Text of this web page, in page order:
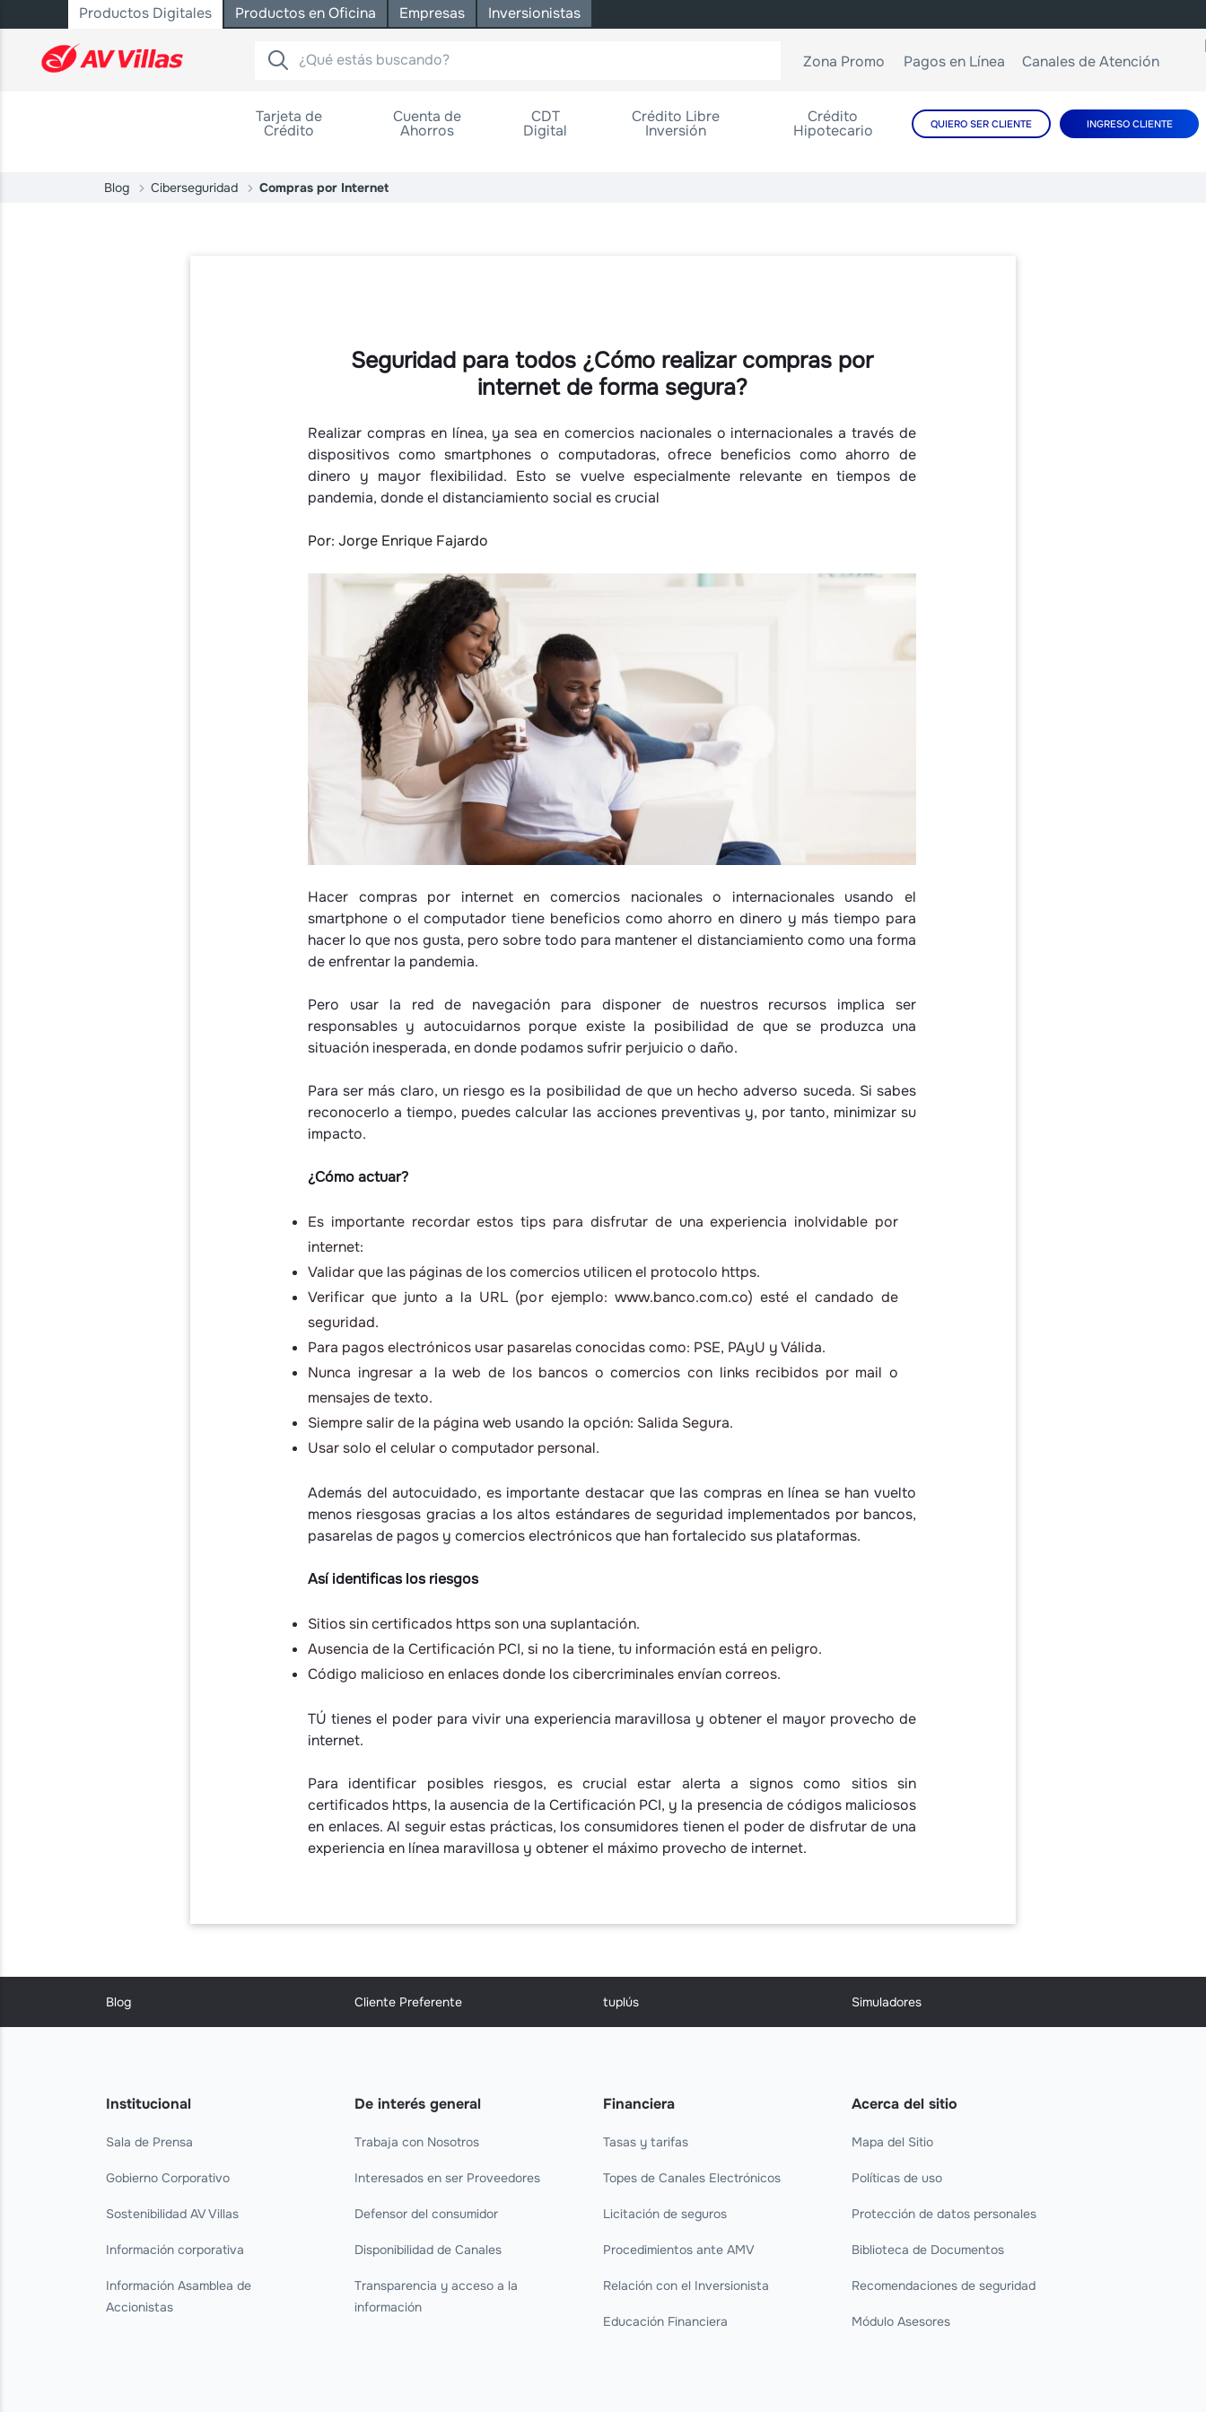
Saltar al contenido principal
Productos Digitales Productos en Oficina Empresas Inversionistas
Zona Promo Pagos en Línea Canales de Atención
Tarjeta de
Crédito
Cuenta de
Ahorros
CDT
Digital
Crédito Libre
Inversión
Crédito
Hipotecario QUIERO SER CLIENTE INGRESO CLIENTE
Blog Ciberseguridad Compras por Internet
Seguridad para todos ¿Cómo realizar compras por
internet de forma segura?
Realizar compras en línea, ya sea en comercios nacionales o internacionales a través de
dispositivos como smartphones o computadoras, ofrece beneficios como ahorro de
dinero y mayor flexibilidad. Esto se vuelve especialmente relevante en tiempos de
pandemia, donde el distanciamiento social es crucial
Por: Jorge Enrique Fajardo
Hacer compras por internet en comercios nacionales o internacionales usando el
smartphone o el computador tiene beneficios como ahorro en dinero y más tiempo para
hacer lo que nos gusta, pero sobre todo para mantener el distanciamiento como una forma
de enfrentar la pandemia.
Pero usar la red de navegación para disponer de nuestros recursos implica ser
responsables y autocuidarnos porque existe la posibilidad de que se produzca una
situación inesperada, en donde podamos sufrir perjuicio o daño.
Para ser más claro, un riesgo es la posibilidad de que un hecho adverso suceda. Si sabes
reconocerlo a tiempo, puedes calcular las acciones preventivas y, por tanto, minimizar su
impacto.
¿Cómo actuar?
Es importante recordar estos tips para disfrutar de una experiencia inolvidable por
internet:
Validar que las páginas de los comercios utilicen el protocolo https.
Verificar que junto a la URL (por ejemplo: www.banco.com.co) esté el candado de
seguridad.
Para pagos electrónicos usar pasarelas conocidas como: PSE, PAyU y Válida.
Nunca ingresar a la web de los bancos o comercios con links recibidos por mail o
mensajes de texto.
Siempre salir de la página web usando la opción: Salida Segura.
Usar solo el celular o computador personal.
Además del autocuidado, es importante destacar que las compras en línea se han vuelto
menos riesgosas gracias a los altos estándares de seguridad implementados por bancos,
pasarelas de pagos y comercios electrónicos que han fortalecido sus plataformas.
Así identificas los riesgos
Sitios sin certificados https son una suplantación.
Ausencia de la Certificación PCI, si no la tiene, tu información está en peligro.
Código malicioso en enlaces donde los cibercriminales envían correos.
TÚ tienes el poder para vivir una experiencia maravillosa y obtener el mayor provecho de
internet.
Para identificar posibles riesgos, es crucial estar alerta a signos como sitios sin
certificados https, la ausencia de la Certificación PCI, y la presencia de códigos maliciosos
en enlaces. Al seguir estas prácticas, los consumidores tienen el poder de disfrutar de una
experiencia en línea maravillosa y obtener el máximo provecho de internet.
Blog Cliente Preferente tuplús Simuladores
Institucional
Sala de Prensa
Gobierno Corporativo
Sostenibilidad AV Villas
Información corporativa
Información Asamblea de
Accionistas
De interés general
Trabaja con Nosotros
Interesados en ser Proveedores
Defensor del consumidor
Disponibilidad de Canales
Transparencia y acceso a la
información
Financiera
Tasas y tarifas
Topes de Canales Electrónicos
Licitación de seguros
Procedimientos ante AMV
Relación con el Inversionista
Educación Financiera
Acerca del sitio
Mapa del Sitio
Políticas de uso
Protección de datos personales
Biblioteca de Documentos
Recomendaciones de seguridad
Módulo Asesores